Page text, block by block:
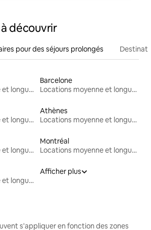
découvrir
pour des séjours prolongés
Locations moyenne et longue durée
Barcelone
Locations moyenne et longue durée
Locations moyenne et longue durée
Athènes
Locations moyenne et longue durée
Locations moyenne et longue durée
Montréal
Locations moyenne et longue durée
Locations moyenne et longue durée
Afficher plus
s'appliquer en fonction des zones